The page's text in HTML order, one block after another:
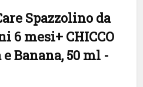
Spazzolino da
6 mesi+ CHICCO
Banana, 50 ml -